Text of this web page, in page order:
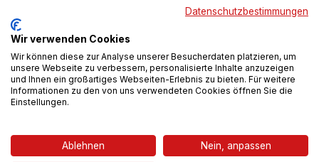
Vergleich
Datenschutzbestimmungen
Wir verwenden Cookies
Wir können diese zur Analyse unserer Besucherdaten platzieren, um
unsere Webseite zu verbessern, personalisierte Inhalte anzuzeigen
und Ihnen ein großartiges Webseiten-Erlebnis zu bieten. Für weitere
Informationen zu den von uns verwendeten Cookies öffnen Sie die
Einstellungen.
Ablehnen Nein, anpassen